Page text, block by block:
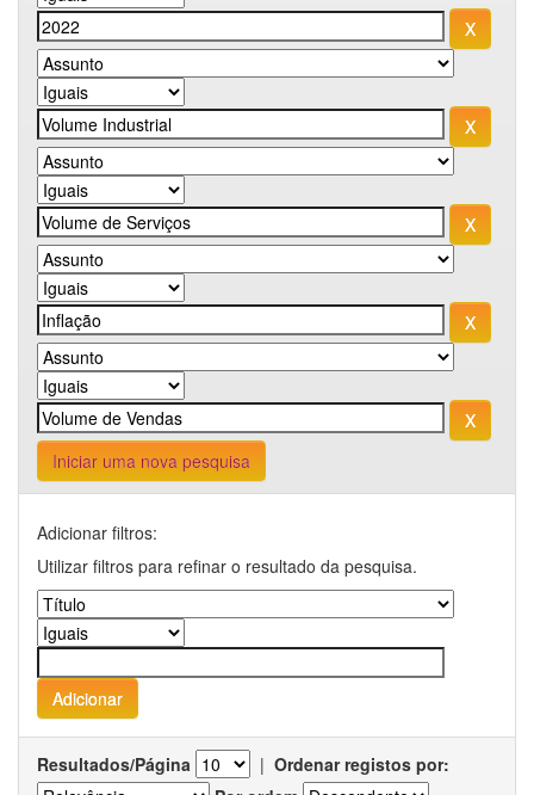
Iniciar uma nova pesquisa
Adicionar filtros:
Utilizar filtros para refinar o resultado da pesquisa.
Resultados/Página | Ordenar registos por: